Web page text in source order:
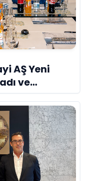
AŞ Yeni
ve
Vizyon